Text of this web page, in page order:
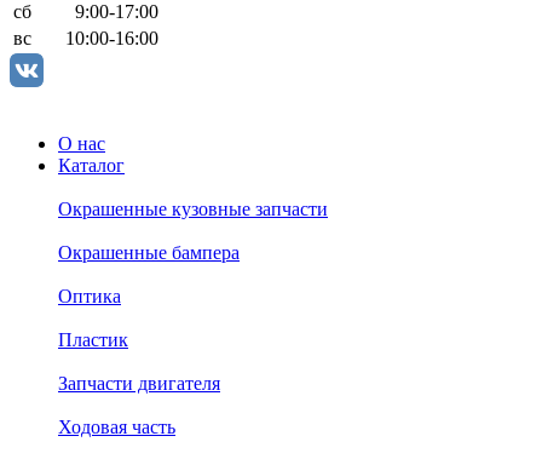
сб
9:00-17:00
вс
10:00-16:00
О нас
Каталог
Окрашенные кузовные запчасти
Окрашенные бампера
Оптика
Пластик
Запчасти двигателя
Ходовая часть